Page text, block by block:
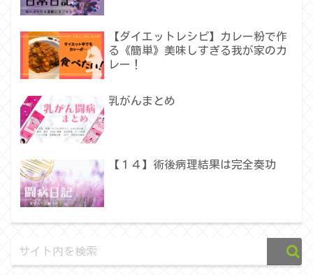
【ダイエットレシピ】カレー粉で作
る《簡単》美味しすぎる我が家のカ
レー！
乳がんまとめ
【１４】術後病理結果は完全奏功